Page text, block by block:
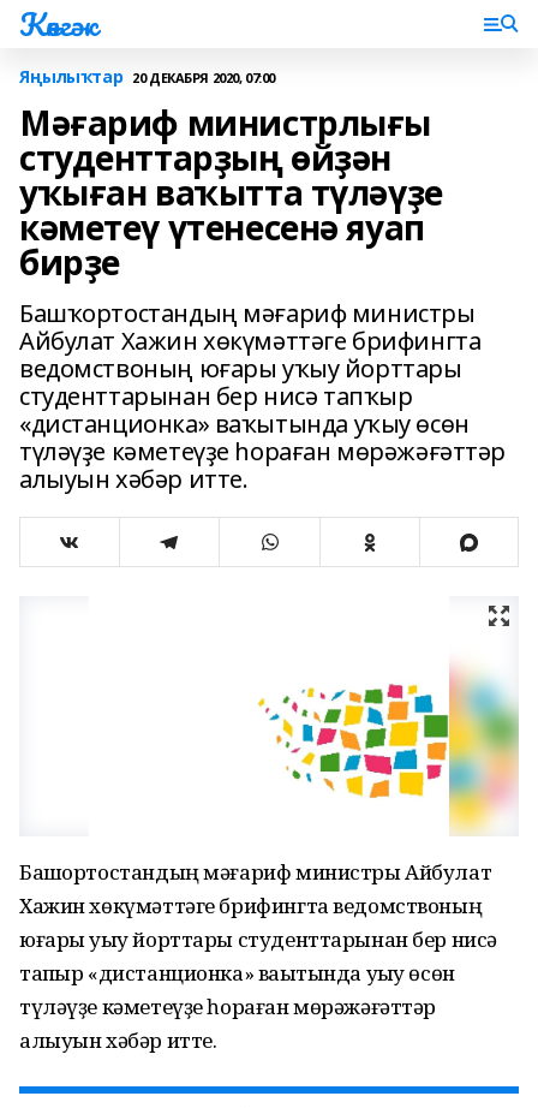
Көнгәк
Яңылыҡтар 20 ДЕКАБРЯ 2020, 07:00
Мәғариф министрлығы
студенттарҙың өйҙән
уҡыған ваҡытта түләүҙе
кәметеү үтенесенә яуап
бирҙе
Башҡортостандың мәғариф министры
Айбулат Хажин хөкүмәттәге брифингта
ведомствоның юғары уҡыу йорттары
студенттарынан бер нисә тапҡыр
«дистанционка» ваҡытында уҡыу өсөн
түләүҙе кәметеүҙе һораған мөрәжәғәттәр
алыуын хәбәр итте.
Башҡортостандың мәғариф министры Айбулат
Хажин хөкүмәттәге брифингта ведомствоның
юғары уҡыу йорттары студенттарынан бер нисә
тапҡыр «дистанционка» ваҡытында уҡыу өсөн
түләүҙе кәметеүҙе һораған мөрәжәғәттәр
алыуын хәбәр итте.